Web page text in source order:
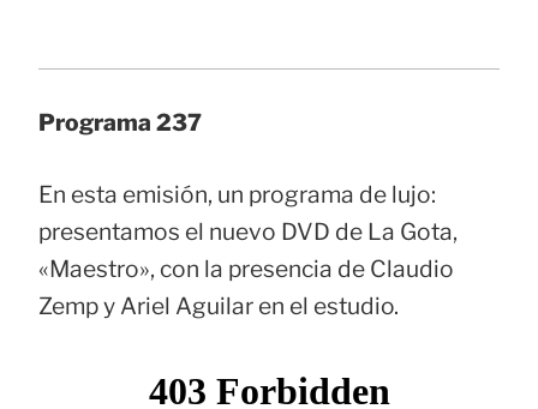
Programa 237
En esta emisión, un programa de lujo:
presentamos el nuevo DVD de La Gota,
«Maestro», con la presencia de Claudio
Zemp y Ariel Aguilar en el estudio.